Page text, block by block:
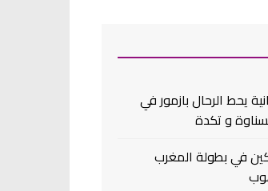
يحط الرحال بازمور في
و تكدة
في بطولة المغرب